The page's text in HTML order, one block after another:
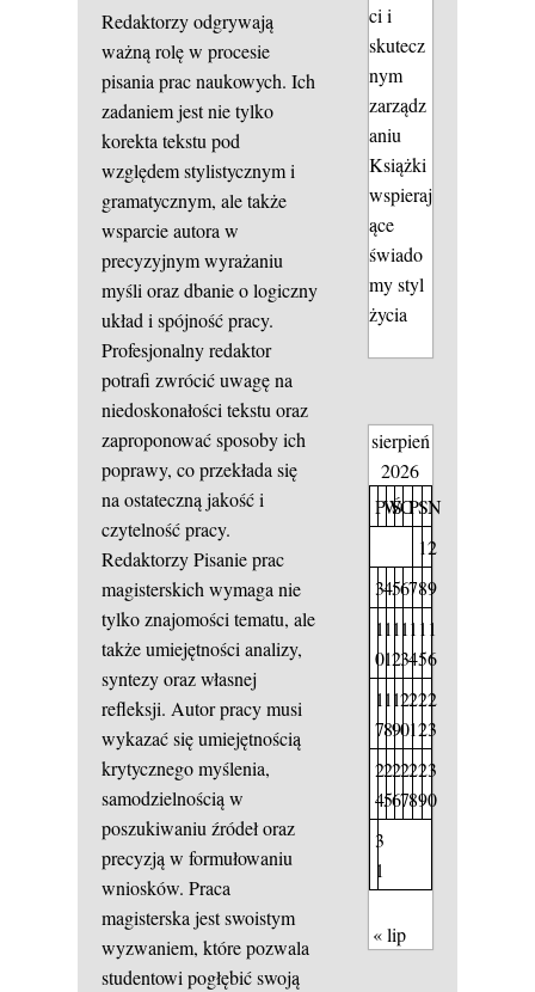
Redaktorzy odgrywają
ważną rolę w procesie
pisania prac naukowych. Ich
zadaniem jest nie tylko
korekta tekstu pod
względem stylistycznym i
gramatycznym, ale także
wsparcie autora w
precyzyjnym wyrażaniu
myśli oraz dbanie o logiczny
układ i spójność pracy.
Profesjonalny redaktor
potrafi zwrócić uwagę na
niedoskonałości tekstu oraz
zaproponować sposoby ich
poprawy, co przekłada się
na ostateczną jakość i
czytelność pracy.
RedaktorzyPisanie prac
magisterskich wymaga nie
tylko znajomości tematu, ale
także umiejętności analizy,
syntezy oraz własnej
refleksji. Autor pracy musi
wykazać się umiejętnością
krytycznego myślenia,
samodzielnością w
poszukiwaniu źródeł oraz
precyzją w formułowaniu
wniosków. Praca
magisterska jest swoistym
wyzwaniem, które pozwala
studentowi pogłębić swoją
ci i
skutecz
nym
zarządz
aniu
Książki
wspieraj
ące
świado
my styl
życia
sierpień
2026
PW
ŚCPSN
12
3456789
1
0
1
1
1
2
1
3
1
4
1
5
1
6
1
7
1
8
1
9
2
0
2
1
2
2
2
3
2
4
2
5
2
6
2
7
2
8
2
9
3
0
3
1
« lip